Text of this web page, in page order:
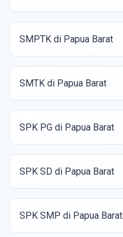
SMPTK di Papua Barat
SMTK di Papua Barat
SPK PG di Papua Barat
SPK SD di Papua Barat
SPK SMP di Papua Barat